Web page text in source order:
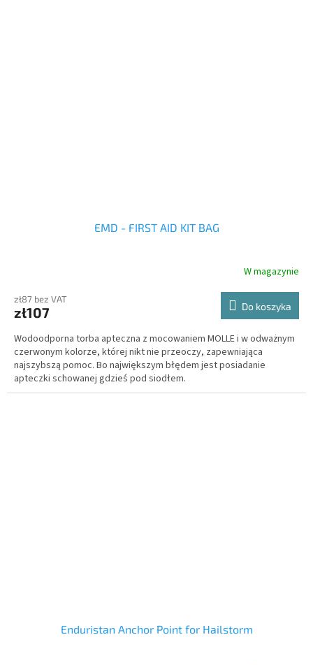
EMD - FIRST AID KIT BAG
W magazynie
zł87 bez VAT
zł107 Do koszyka
Wodoodporna torba apteczna z mocowaniem MOLLE i w odważnym
czerwonym kolorze, której nikt nie przeoczy, zapewniająca
najszybszą pomoc. Bo największym błędem jest posiadanie
apteczki schowanej gdzieś pod siodłem.
Enduristan Anchor Point for Hailstorm